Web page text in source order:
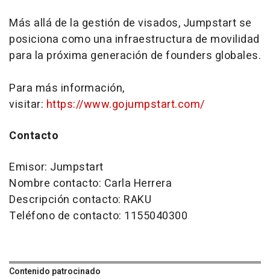
Más allá de la gestión de visados, Jumpstart se
posiciona como una infraestructura de movilidad
para la próxima generación de founders globales.
Para más información,
visitar: https://www.gojumpstart.com/
Contacto
Emisor: Jumpstart
Nombre contacto: Carla Herrera
Descripción contacto: RAKU
Teléfono de contacto: 1155040300
Contenido patrocinado